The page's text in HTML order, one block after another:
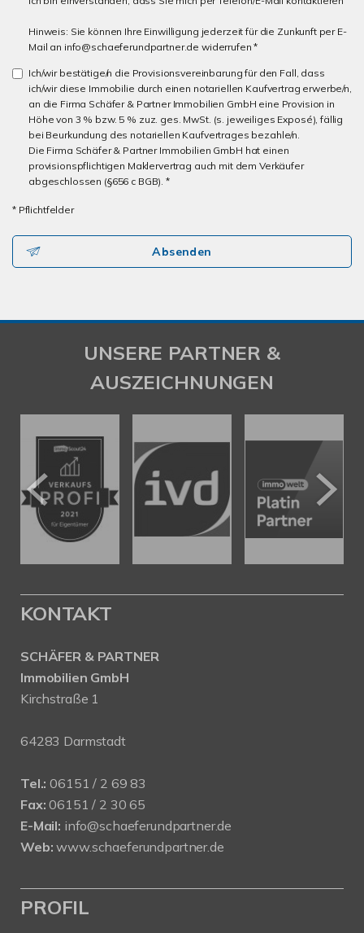
Hinweis: Sie können Ihre Einwilligung jederzeit für die Zunkunft per E-
Mail an info@schaeferundpartner.de widerrufen *
Ich/wir bestätige/n die Provisionsvereinbarung für den Fall, dass
ich/wir diese Immobilie durch einen notariellen Kaufvertrag erwerbe/n,
an die Firma Schäfer & Partner Immobilien GmbH eine Provision in
Höhe von 3 % bzw. 5 % zuz. ges. MwSt. (s. jeweiliges Exposé), fällig
bei Beurkundung des notariellen Kaufvertrages bezahle/n.
Die Firma Schäfer & Partner Immobilien GmbH hat einen
provisionspflichtigen Maklervertrag auch mit dem Verkäufer
abgeschlossen (§656 c BGB). *
* Pflichtfelder
Absenden
UNSERE PARTNER &
AUSZEICHNUNGEN
KONTAKT
SCHÄFER & PARTNER
Immobilien GmbH
Kirchstraße 1
64283 Darmstadt
Tel.: 06151 / 2 69 83
Fax: 06151 / 2 30 65
E-Mail: info@schaeferundpartner.de
Web: www.schaeferundpartner.de
PROFIL